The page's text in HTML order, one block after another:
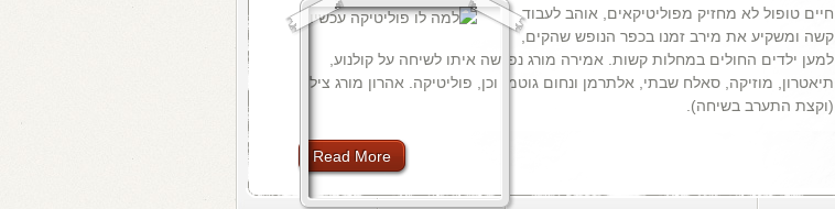
חיים טופול לא מחזיק מפוליטיקאים, אוהב לעבוד
קשה ומשקיע את מירב זמנו בכפר הנופש שהקים,
למען ילדים החולים במחלות קשות. אמירה מורג נפגשה איתו לשיחה על קולנוע,
תיאטרון, מוזיקה, סאלח שבתי, אלתרמן ונחום גוטמן וכן, פוליטיקה. אהרון מורג צילם
(וקצת התערב בשיחה).
Read More